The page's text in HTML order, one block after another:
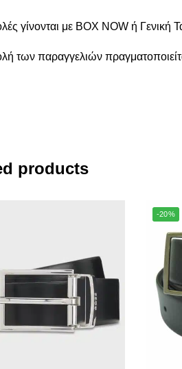
γίνονται με BOX NOW ή Γενική
των παραγγελιών
products
-20%